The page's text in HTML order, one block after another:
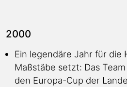
2000
Ein legendäre Jahr für die
Maßstäbe setzt: Das
den Europa-Cup der